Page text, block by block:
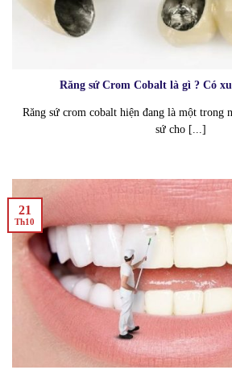
Răng sứ Crom Cobalt là gì ? Có
Răng sứ crom cobalt hiện đang là một trong
sứ cho [...]
21
Th10